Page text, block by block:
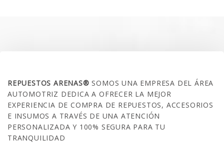
REPUESTOS ARENAS®SOMOS UNA EMPRESA DEL ÁREA
AUTOMOTRIZ DEDICA A OFRECER LA MEJOR
EXPERIENCIA DE COMPRA DE REPUESTOS, ACCESORIOS
E INSUMOS A TRAVÉS DE UNA ATENCIÓN
PERSONALIZADA Y 100% SEGURA PARA TU
TRANQUILIDAD